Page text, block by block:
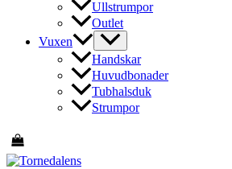
Ullstrumpor
Outlet
Vuxen
Handskar
Huvudbonader
Tubhalsduk
Strumpor